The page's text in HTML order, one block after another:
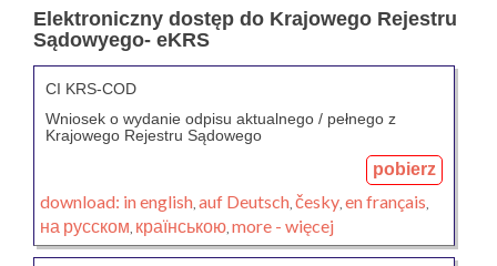
Elektroniczny dostęp do Krajowego Rejestru
Sądowyego- eKRS
CI KRS-COD
Wniosek o wydanie odpisu aktualnego / pełnego z
Krajowego Rejestru Sądowego
pobierz
download: in english auf Deutsch česky en français
на русском країнською more - więcej